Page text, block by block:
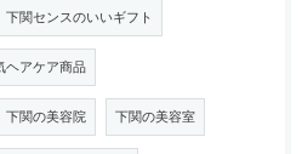
下関センスのいいギフト
ヘアケア商品
下関の美容院 下関の美容室